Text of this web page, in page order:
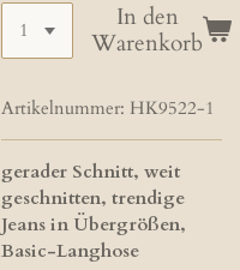
In den
Warenkorb
Artikelnummer: HK9522-1
gerader Schnitt, weit
geschnitten, trendige
Jeans in Übergrößen,
Basic-Langhose